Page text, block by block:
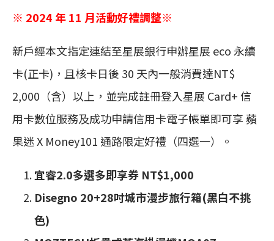
※ 2024 年 11 月活動好禮調整※
新戶經本文指定連結至星展銀行申辦星展 eco 永續
卡(正卡)，且核卡日後 30 天內一般消費達NT$
2,000（含）以上，並完成註冊登入星展 Card+ 信
用卡數位服務及成功申請信用卡電子帳單即可享 蘋
果迷 X Money101 通路限定好禮（四選一）。
宜睿2.0多選多即享券 NT$1,000
Disegno 20+28吋城市漫步旅行箱(黑白不挑
色)